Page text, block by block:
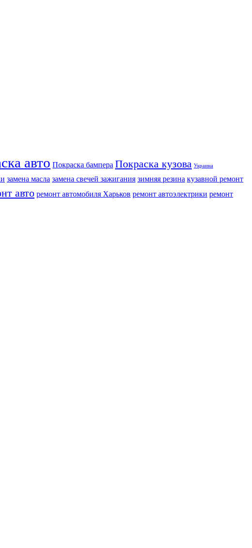
авто Покраска бампера Покраска кузова Украина
замена масла замена свечей зажигания зимняя резина кузавной ремонт
авто ремонт автомобиля Харьков ремонт автоэлектрики ремонт